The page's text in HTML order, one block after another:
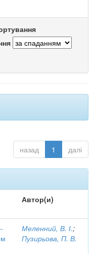
назад 1 далі
Автор(и)
Меленний, В. І.;
Пузирьова, П. В.